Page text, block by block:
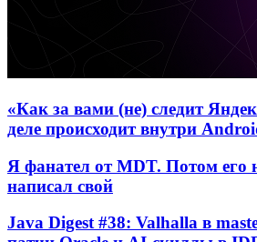
«Как за вами (не) следит
деле происходит внутри
Я фанател от MDT. Потом его
написал свой
Java Digest #38: Valhalla в